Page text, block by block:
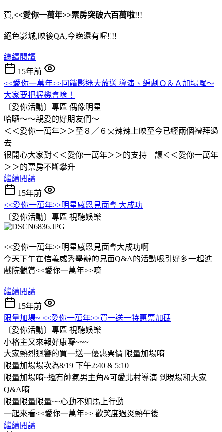
賀,<<愛你一萬年>>票房突破六百萬啦!!!
絕色影城,映後QA,今晚還有喔!!!!
繼續閱讀
15年前
<<愛你一萬年>>回饋影迷大放送 導演、編劇Ｑ＆Ａ加場囉～
大家要把握機會唷！
〔愛你活動〕專區 偶像明星
哈囉～～親愛的好朋友們～
＜＜愛你一萬年＞＞至８／６火辣辣上映至今已經兩個禮拜過
去
很開心大家對＜＜愛你一萬年＞＞的支持 讓＜＜愛你一萬年
＞＞的票房不斷攀升
繼續閱讀
15年前
<<愛你一萬年>>明星感恩見面會 大成功
〔愛你活動〕專區 視聽娛樂
<<愛你一萬年>>明星感恩見面會大成功啊
今天下午在信義威秀舉辦的見面Q&A的活動吸引好多一起進
戲院觀賞<<愛你一萬年>>唷
繼續閱讀
15年前
限量加場~ <<愛你一萬年>>買一送一特惠票加碼
〔愛你活動〕專區 視聽娛樂
小格主又來報好康囉~~~
大家熱烈迴響的買一送一優惠票價 限量加場唷
限量加場場次為8/19 下午2:40 & 5:10
限量加場唷~還有帥氣男主角&可愛北村導演 到現場和大家
Q&A唷
限量限量限量~~心動不如馬上行動
一起來看<<愛你一萬年>> 歡笑度過炎熱午後
繼續閱讀